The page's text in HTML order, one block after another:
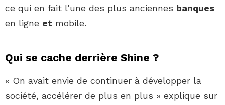
ce qui en fait l’une des plus anciennes banques
en ligne et mobile.
Qui se cache derrière Shine ?
« On avait envie de continuer à développer la
société, accélérer de plus en plus » explique sur